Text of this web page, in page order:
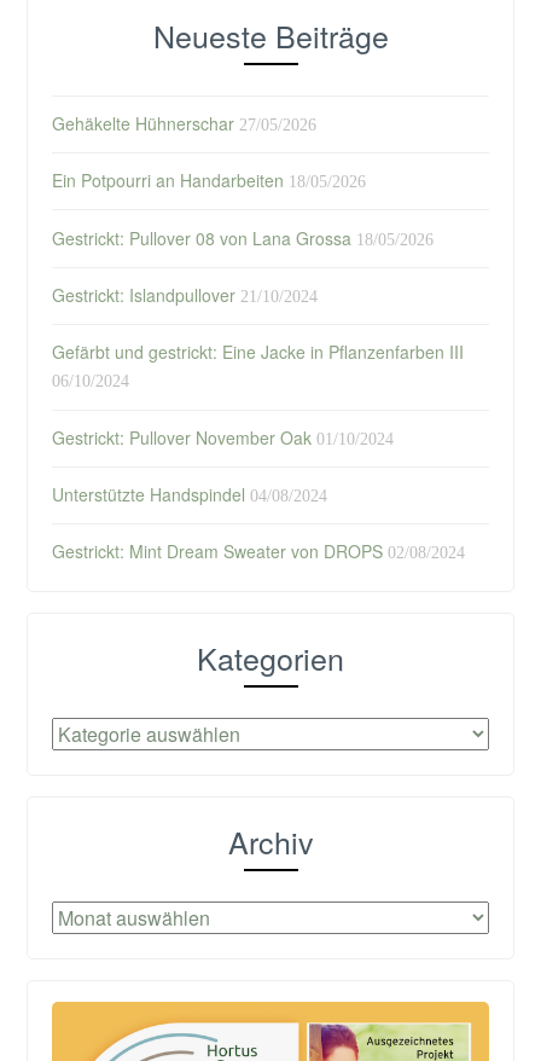
Neueste Beiträge
Gehäkelte Hühnerschar 27/05/2026
Ein Potpourri an Handarbeiten 18/05/2026
Gestrickt: Pullover 08 von Lana Grossa 18/05/2026
Gestrickt: Islandpullover 21/10/2024
Gefärbt und gestrickt: Eine Jacke in Pflanzenfarben III
06/10/2024
Gestrickt: Pullover November Oak 01/10/2024
Unterstützte Handspindel 04/08/2024
Gestrickt: Mint Dream Sweater von DROPS 02/08/2024
Kategorien
Kategorien
Archiv
Archiv